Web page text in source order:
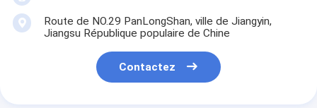
Route de NO.29 PanLongShan, ville de Jiangyin,
Jiangsu République populaire de Chine
Contactez